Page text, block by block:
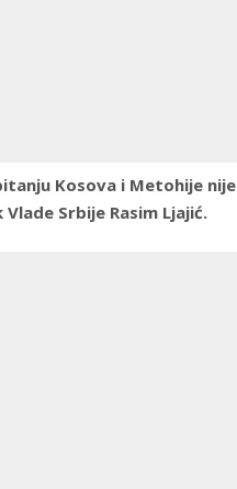
Kosova i Metohije nije
Srbije Rasim Ljajić.